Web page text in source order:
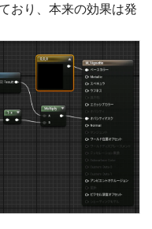
おり、本来の効果は発